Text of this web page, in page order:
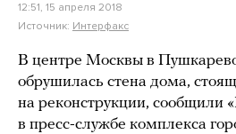
12:51, 15 апреля 2018
Источник: Интерфакс
В центре Москвы в
обрушилась стена дома,
на реконструкции, сообщили
в пресс-службе комплекса